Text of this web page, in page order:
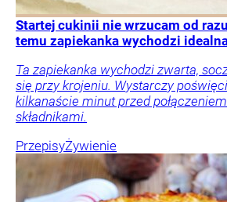
Startej cukinii nie wrzucam od
temu zapiekanka wychodzi
Ta zapiekanka wychodzi zwarta,
się przy krojeniu. Wystarczy
kilkanaście minut przed
składnikami.
PrzepisyŻywienie